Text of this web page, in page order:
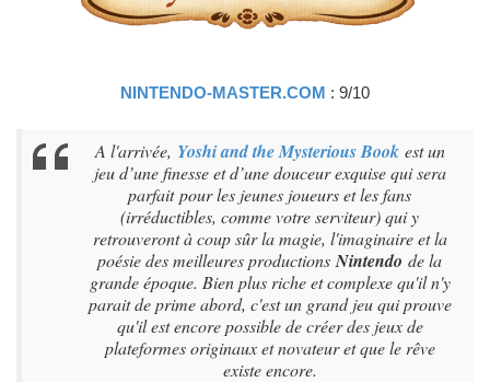
NINTENDO-MASTER.COM : 9/10
A l'arrivée, Yoshi and the Mysterious Book est un
jeu d’une finesse et d’une douceur exquise qui sera
parfait pour les jeunes joueurs et les fans
(irréductibles, comme votre serviteur) qui y
retrouveront à coup sûr la magie, l'imaginaire et la
poésie des meilleures productions Nintendo de la
grande époque. Bien plus riche et complexe qu'il n'y
parait de prime abord, c'est un grand jeu qui prouve
qu'il est encore possible de créer des jeux de
plateformes originaux et novateur et que le rêve
existe encore.